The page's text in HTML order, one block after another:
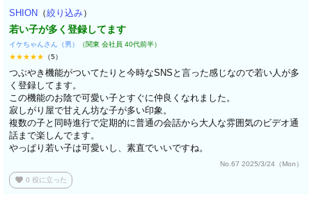
SHION （絞り込み）
若い子が多く登録してます
イケちゃんさん（男）
（関東 会社員 40代前半）
★★★★★ （5）
つぶやき機能がついてたりと今時なSNSと言った感じなので若い人が多
く登録してます。
この機能のお陰で可愛い子とすぐに仲良くなれました。
寂しがり屋で甘えん坊な子が多い印象。
複数の子と同時進行で定期的に普通の会話から大人な雰囲気のビデオ通
話まで楽しんでます。
やっぱり若い子は可愛いし、素直でいいですね。
No.67 2025/3/24（Mon）
favorite 0 役に立った